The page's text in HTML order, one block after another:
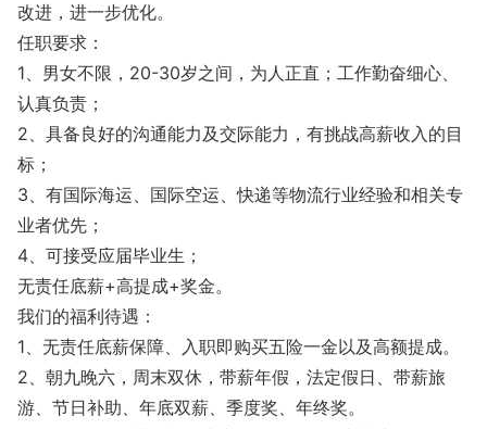
改进，进一步优化。
任职要求：
1、男女不限，20-30岁之间，为人正直；工作勤奋细心、
认真负责；
2、具备良好的沟通能力及交际能力，有挑战高薪收入的目
标；
3、有国际海运、国际空运、快递等物流行业经验和相关专
业者优先；
4、可接受应届毕业生；
无责任底薪+高提成+奖金。
我们的福利待遇：
1、无责任底薪保障、入职即购买五险一金以及高额提成。
2、朝九晚六，周末双休，带薪年假，法定假日、带薪旅
游、节日补助、年底双薪、季度奖、年终奖。